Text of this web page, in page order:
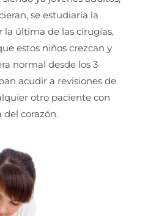
se estudiaría la
última de las cirugías,
estos niños crezcan y
normal desde los 3
acudir a revisiones de
otro paciente con
corazón.